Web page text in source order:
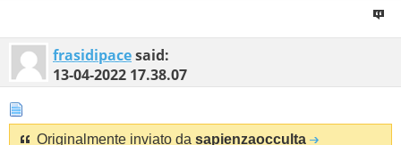
frasidipacesaid:
13-04-2022 17.38.07
Originalmente inviato da sapienzaocculta